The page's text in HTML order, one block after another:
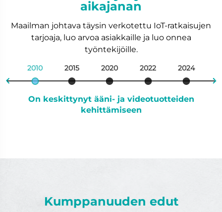
aikajanan
Maailman johtava täysin verkotettu IoT-ratkaisujen
tarjoaja, luo arvoa asiakkaille ja luo onnea
työntekijöille.
2010 2015 2020 2022 2024
 
On keskittynyt ääni- ja videotuotteiden
kehittämiseen
Kumppanuuden edut